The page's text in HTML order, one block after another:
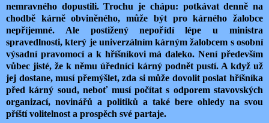
nemravného dopustili. Trochu je chápu: potkávat denně na
chodbě kárně obviněného, může být pro kárného žalobce
nepříjemné. Ale postižený nepořídí lépe u ministra
spravedlnosti, který je univerzálním kárným žalobcem s osobní
výsadní pravomocí a k hříšníkovi má daleko. Není především
vůbec jisté, že k němu úředníci kárný podnět pustí. A když už
jej dostane, musí přemýšlet, zda si může dovolit poslat hříšníka
před kárný soud, neboť musí počítat s odporem stavovských
organizací, novinářů a politiků a také bere ohledy na svou
příští volitelnost a prospěch své partaje.